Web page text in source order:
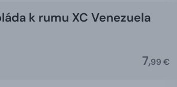
k rumu XC Venezuela
7,99 €